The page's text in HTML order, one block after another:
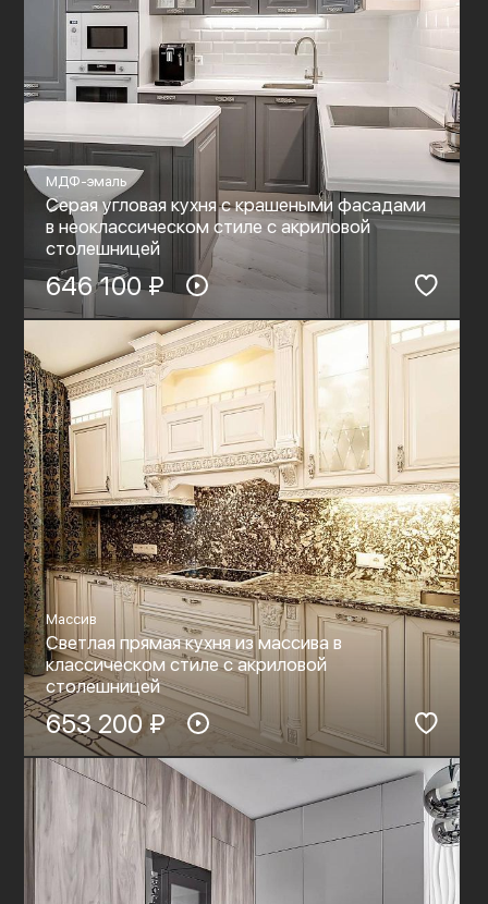
МДФ-эмаль
Серая угловая кухня с крашеными фасадами
в неоклассическом стиле c акриловой
столешницей
646 100 ₽
Массив
Светлая прямая кухня из массива в
классическом стиле c акриловой
столешницей
653 200 ₽